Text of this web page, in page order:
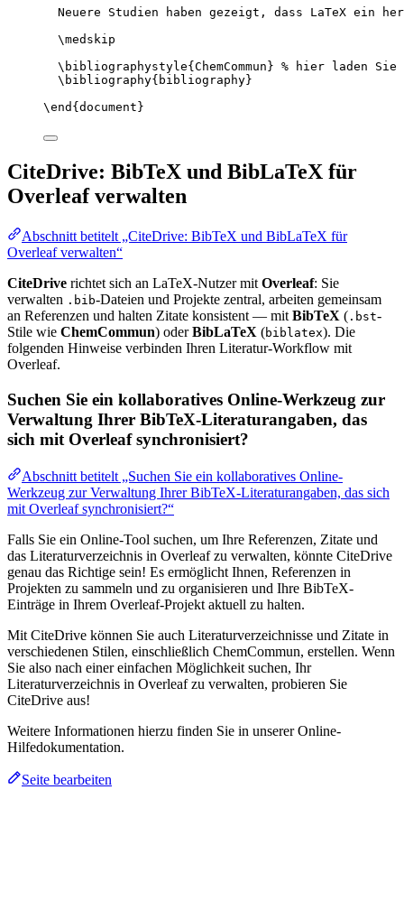
Neuere Studien haben gezeigt, dass LaTeX ein
\medskip
\bibliographystyle{ChemCommun} % hier laden Sie
\bibliography{bibliography}
\end { document }
CiteDrive: BibTeX und BibLaTeX für
Overleaf verwalten
Abschnitt betitelt „CiteDrive: BibTeX und BibLaTeX für
Overleaf verwalten“
CiteDrive richtet sich an LaTeX-Nutzer mit Overleaf: Sie
verwalten .bib-Dateien und Projekte zentral, arbeiten gemeinsam
an Referenzen und halten Zitate konsistent — mit BibTeX ( .bst-
Stile wie ChemCommun) oderBibLaTeX (biblatex). Die
folgenden Hinweise verbinden Ihren Literatur-Workflow mit
Overleaf.
Suchen Sie ein kollaboratives Online-Werkzeug zur
Verwaltung Ihrer BibTeX-Literaturangaben, das
sich mit Overleaf synchronisiert?
Abschnitt betitelt „Suchen Sie ein kollaboratives Online-
Werkzeug zur Verwaltung Ihrer BibTeX-Literaturangaben, das sich
mit Overleaf synchronisiert?“
Falls Sie ein Online-Tool suchen, um Ihre Referenzen, Zitate und
das Literaturverzeichnis in Overleaf zu verwalten, könnte CiteDrive
genau das Richtige sein! Es ermöglicht Ihnen, Referenzen in
Projekten zu sammeln und zu organisieren und Ihre BibTeX-
Einträge in Ihrem Overleaf-Projekt aktuell zu halten.
Mit CiteDrive können Sie auch Literaturverzeichnisse und Zitate in
verschiedenen Stilen, einschließlich ChemCommun, erstellen. Wenn
Sie also nach einer einfachen Möglichkeit suchen, Ihr
Literaturverzeichnis in Overleaf zu verwalten, probieren Sie
CiteDrive aus!
Weitere Informationen hierzu finden Sie in unserer Online-
Hilfedokumentation.
Seite bearbeiten